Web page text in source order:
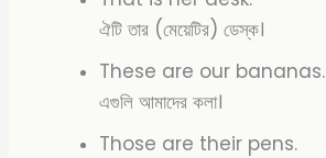
ঐটি তার (মেয়েটির) ডেস্ক।
These are our bananas.
এগুলি আমাদের কলা।
Those are their pens.